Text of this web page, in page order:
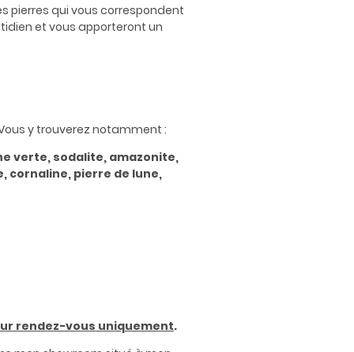
pierres qui vous correspondent
et vous apporteront un
y trouverez notamment :
verte, sodalite, amazonite,
cornaline, pierre de lune,
rendez-vous uniquement.